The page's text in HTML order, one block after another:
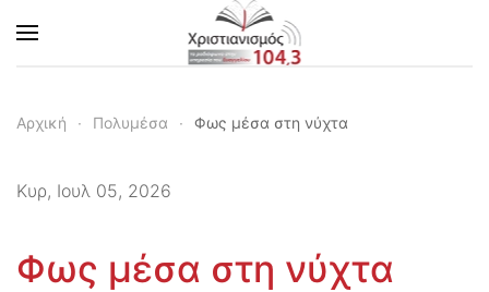
Skip to main content
Αρχική Πολυμέσα Φως μέσα στη νύχτα
Κυρ, Ιουλ 05, 2026
Φως μέσα στη νύχτα